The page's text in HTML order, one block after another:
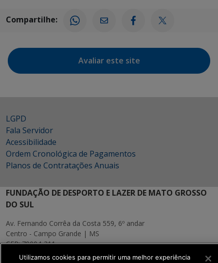
Compartilhe:
Avaliar este site
LGPD
Fala Servidor
Acessibilidade
Ordem Cronológica de Pagamentos
Planos de Contratações Anuais
FUNDAÇÃO DE DESPORTO E LAZER DE MATO GROSSO
DO SUL
Av. Fernando Corrêa da Costa 559, 6º andar
Centro - Campo Grande | MS
CEP: 79004-311
Utilizamos cookies para permitir uma melhor experiência